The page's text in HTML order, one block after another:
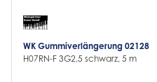
WK Gummiverlängerung 02128
H07RN-F 3G2,5 schwarz, 5 m